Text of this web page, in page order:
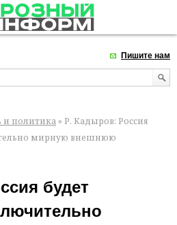
Пишите нам
и политика » Р. Кадыров: Россия
мирную внешнюю
будет